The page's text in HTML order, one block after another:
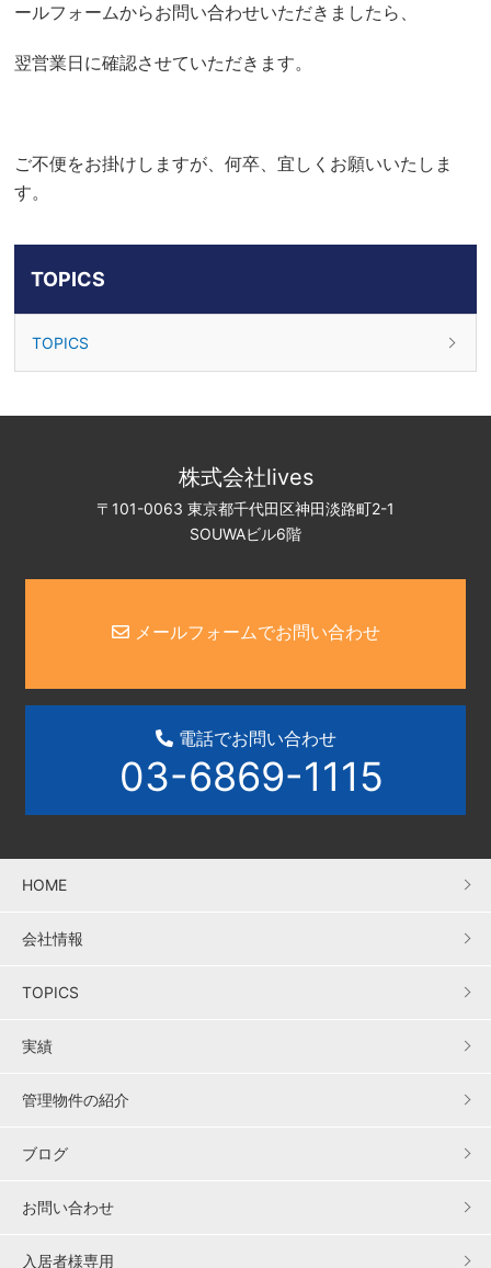
ールフォームからお問い合わせいただきましたら、
翌営業日に確認させていただきます。
ご不便をお掛けしますが、何卒、宜しくお願いいたしま
す。
TOPICS
TOPICS
株式会社lives
〒101-0063 東京都千代田区神田淡路町2-1
SOUWAビル6階
メールフォームでお問い合わせ
電話でお問い合わせ
03-6869-1115
HOME
会社情報
TOPICS
実績
管理物件の紹介
ブログ
お問い合わせ
入居者様専用